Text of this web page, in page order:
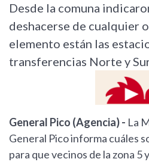
Desde la comuna
deshacerse de cualquier
elemento están las
transferencias Norte y
General Pico (Agencia) - La
General Pico informa cuáles
para que vecinos de la zona 5